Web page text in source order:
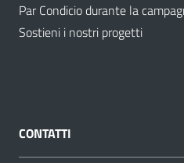
Par Condicio durante la
Sostieni i nostri progetti
CONTATTI